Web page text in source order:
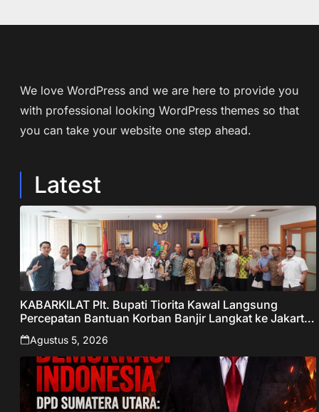
We love WordPress and we are here to provide you
with professional looking WordPress themes so that
you can take your website one step ahead.
Latest
KABARKILAT Plt. Bupati Tiorita Kawal Langsung
Percepatan Bantuan Korban Banjir Langkat ke Jakarta
– Sentralberita
Agustus 5, 2026